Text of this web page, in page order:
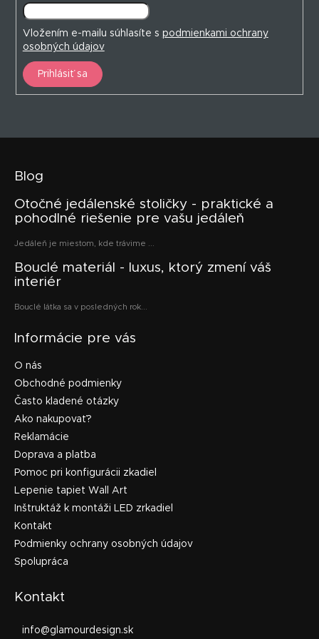
Vložením e-mailu súhlasíte s podmienkami ochrany
osobných údajov
Prihlásiť sa
Blog
Otočné jedálenské stoličky - praktické a
pohodlné riešenie pre vašu jedáleň
Jedáleň je miestom, kde trávime ...
Bouclé materiál - luxus, ktorý zmení váš
interiér
Bouclé látka sa v posledných rok...
Informácie pre vás
O nás
Obchodné podmienky
Často kladené otázky
Ako nakupovať?
Reklamácie
Doprava a platba
Pomoc pri konfigurácii zkadiel
Lepenie tapiet Wall Art
Inštruktáž k montáži LED zrkadiel
Kontakt
Podmienky ochrany osobných údajov
Spolupráca
Kontakt
info@glamourdesign.sk